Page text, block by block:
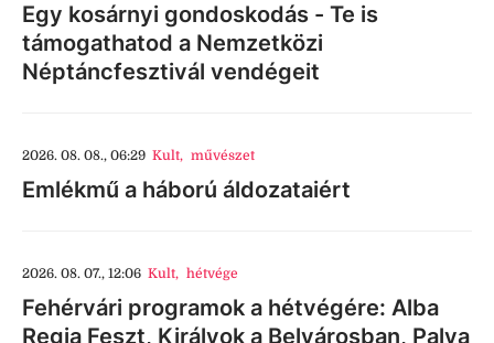
Egy kosárnyi gondoskodás - Te is
támogathatod a Nemzetközi
Néptáncfesztivál vendégeit
2026. 08. 08., 06:29 Kult, művészet
Emlékmű a háború áldozataiért
2026. 08. 07., 12:06 Kult, hétvége
Fehérvári programok a hétvégére: Alba
Regia Feszt, Királyok a Belvárosban, Palya